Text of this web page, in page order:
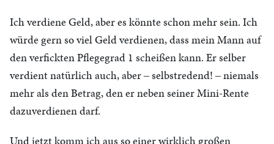
Ich verdiene Geld, aber es könnte schon mehr sein. Ich
würde gern so viel Geld verdienen, dass mein Mann auf
den verfickten Pflegegrad 1 scheißen kann. Er selber
verdient natürlich auch, aber ‒ selbstredend! ‒ niemals
mehr als den Betrag, den er neben seiner Mini-Rente
dazuverdienen darf.
Und jetzt komm ich aus so einer wirklich großen